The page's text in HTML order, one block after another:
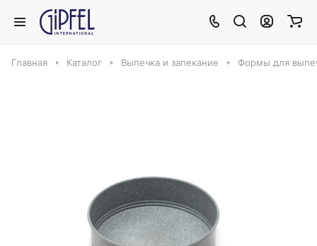
Главная Каталог Выпечка и запекание Формы для